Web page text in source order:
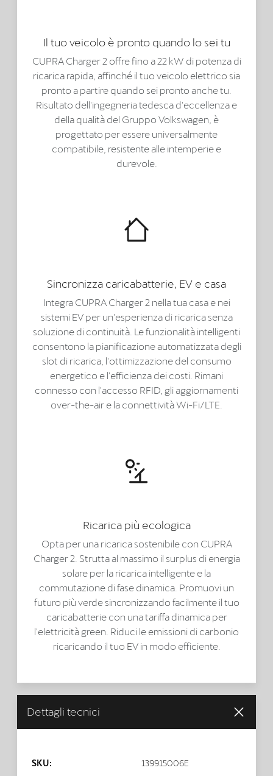
Il tuo veicolo è pronto quando lo sei tu
CUPRA Charger 2 offre fino a 22 kW di potenza di
ricarica rapida, affinché il tuo veicolo elettrico sia
pronto a partire quando sei pronto anche tu.
Risultato dell'ingegneria tedesca d'eccellenza e
della qualità del Gruppo Volkswagen, è
progettato per essere universalmente
compatibile, resistente alle intemperie e
durevole.
Sincronizza caricabatterie, EV e casa
Integra CUPRA Charger 2 nella tua casa e nei
sistemi EV per un'esperienza di ricarica senza
soluzione di continuità. Le funzionalità intelligenti
consentono la pianificazione automatizzata degli
slot di ricarica, l'ottimizzazione del consumo
energetico e l'efficienza dei costi. Rimani
connesso con l'accesso RFID, gli aggiornamenti
over-the-air e la connettività Wi-Fi/LTE.
Ricarica più ecologica
Opta per una ricarica sostenibile con CUPRA
Charger 2. Strutta al massimo il surplus di energia
solare per la ricarica intelligente e la
commutazione di fase dinamica. Promuovi un
futuro più verde sincronizzando facilmente il tuo
caricabatterie con una tariffa dinamica per
l'elettricità green. Riduci le emissioni di carbonio
ricaricando il tuo EV in modo efficiente.
Dettagli tecnici
SKU: 139915006E